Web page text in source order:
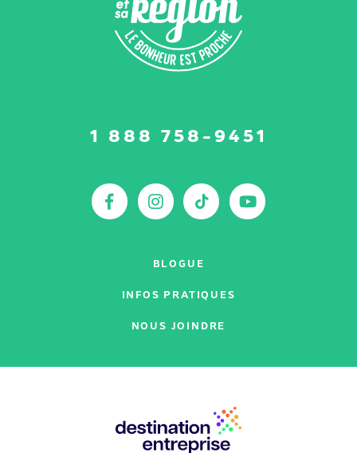
1 888 758-9451
Facebook
Instagram
TikTok
BLOGUE
INFOS PRATIQUES
NOUS JOINDRE
partenaires
: